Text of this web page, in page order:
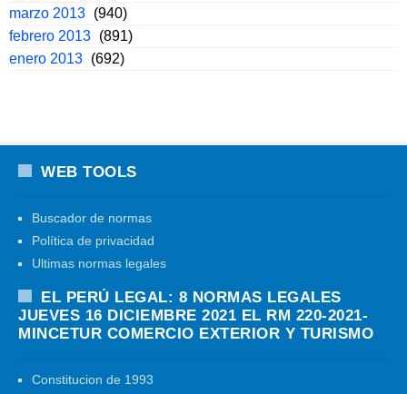
marzo 2013 (940)
febrero 2013 (891)
enero 2013 (692)
WEB TOOLS
Buscador de normas
Política de privacidad
Ultimas normas legales
EL PERÚ LEGAL: 8 NORMAS LEGALES
JUEVES 16 DICIEMBRE 2021 EL RM 220-2021-
MINCETUR COMERCIO EXTERIOR Y TURISMO
Constitucion de 1993